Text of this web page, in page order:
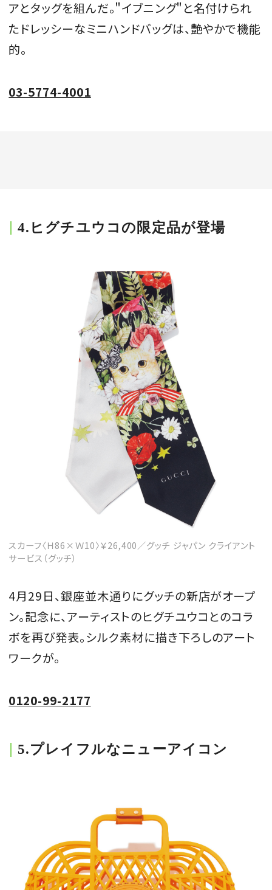
アとタッグを組んだ。＂イブニング＂と名付けられ
たドレッシーなミニハンドバッグは、艶やかで機能
的。
03-5774-4001
4.ヒグチユウコの限定品が登場
スカーフ〈Ｈ86×Ｗ10〉￥26,400／グッチ ジャパン クライアント
サービス（グッチ）
4月29日、銀座並木通りにグッチの新店がオープ
ン。記念に、アーティストのヒグチユウコとのコラ
ボを再び発表。シルク素材に描き下ろしのアート
ワークが。
0120-99-2177
5.プレイフルなニューアイコン